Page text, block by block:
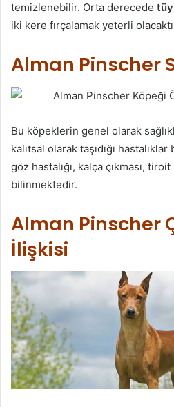
temizlenebilir. Orta derecede
iki kere fırçalamak yeterli
Alman Pinscher
Bu köpeklerin genel olarak
kalıtsal olarak taşıdığı
göz hastalığı, kalça çıkması,
bilinmektedir.
Alman Pinscher
İlişkisi